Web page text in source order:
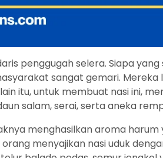
penggugah selera. Siapa
sangat gemari.
itu, untuk membuat nasi ini,
salam, serai, serta aneka
menghasilkan aroma
orang menyajikan nasi uduk